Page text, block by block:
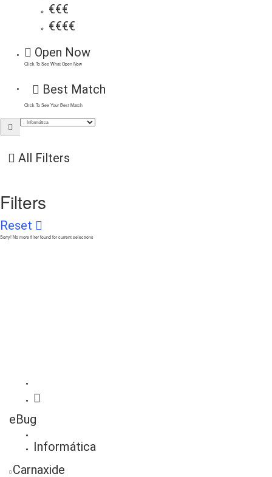
€€€
€€€€
Open Now
Click To See What Open Now
Best Match
Click To See Your Best Match
All Filters
Filters
Reset
Sorry! No more filter found for current selections
eBug
Informática
Carnaxide